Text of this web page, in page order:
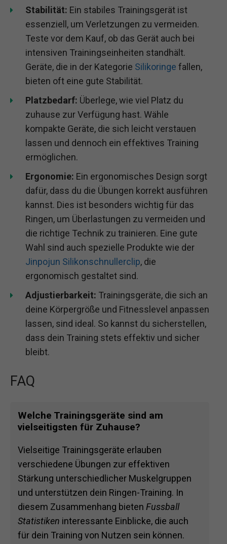
Stabilität: Ein stabiles Trainingsgerät ist
essenziell, um Verletzungen zu vermeiden.
Teste vor dem Kauf, ob das Gerät auch bei
intensiven Trainingseinheiten standhält.
Geräte, die in der Kategorie Silikoringe fallen,
bieten oft eine gute Stabilität.
Platzbedarf: Überlege, wie viel Platz du
zuhause zur Verfügung hast. Wähle
kompakte Geräte, die sich leicht verstauen
lassen und dennoch ein effektives Training
ermöglichen.
Ergonomie: Ein ergonomisches Design sorgt
dafür, dass du die Übungen korrekt ausführen
kannst. Dies ist besonders wichtig für das
Ringen, um Überlastungen zu vermeiden und
die richtige Technik zu trainieren. Eine gute
Wahl sind auch spezielle Produkte wie der
Jinpojun Silikonschnullerclip, die
ergonomisch gestaltet sind.
Adjustierbarkeit: Trainingsgeräte, die sich an
deine Körpergröße und Fitnesslevel anpassen
lassen, sind ideal. So kannst du sicherstellen,
dass dein Training stets effektiv und sicher
bleibt.
FAQ
Welche Trainingsgeräte sind am
vielseitigsten für Zuhause?
Vielseitige Trainingsgeräte erlauben
verschiedene Übungen zur effektiven
Stärkung unterschiedlicher Muskelgruppen
und unterstützen dein Ringen-Training. In
diesem Zusammenhang bieten Fussball
Statistiken interessante Einblicke, die auch
für dein Training von Nutzen sein können.